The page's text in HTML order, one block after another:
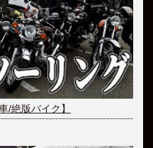
絶版バイク】